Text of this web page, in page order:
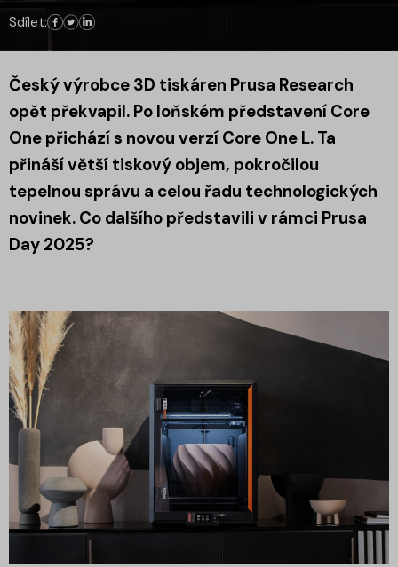
Sdílet:
Český výrobce 3D tiskáren Prusa Research
opět překvapil. Po loňském představení Core
One přichází s novou verzí Core One L. Ta
přináší větší tiskový objem, pokročilou
tepelnou správu a celou řadu technologických
novinek. Co dalšího představili v rámci Prusa
Day 2025?